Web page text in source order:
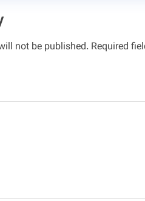
not be published. Required